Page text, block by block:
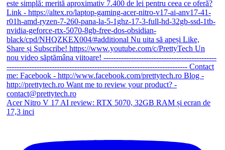
Acer Nitro V 17 AI review: RTX 5070, 32GB RAM și ecran de
17,3 inci